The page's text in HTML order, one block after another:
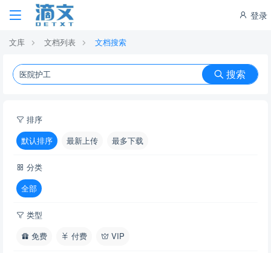
登录
文库 文档列表 文档搜索
搜索
排序
默认排序
最新上传 最多下载
分类
全部
类型
免费
付费 VIP